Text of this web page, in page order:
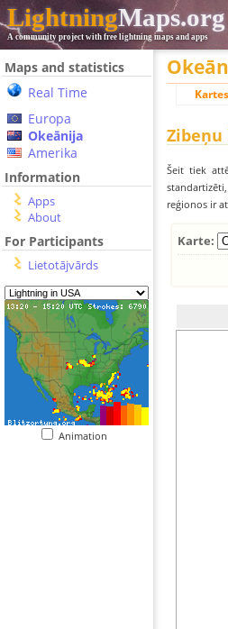
LightningMaps.org
A community project with free lightning maps and apps
Maps and statistics
Real Time
Europa
Okeānija
Amerika
Information
Apps
About
For Participants
Lietotājvārds
Animation
Kartes
Šeit tiek
reģionos ir
Karte: